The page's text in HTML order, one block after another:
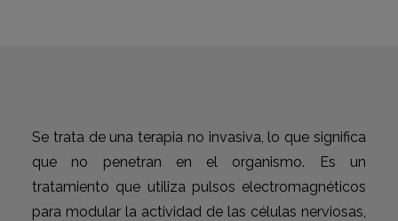
Se trata de una terapia no invasiva, lo que significa
que no penetran en el organismo. Es un
tratamiento que utiliza pulsos electromagnéticos
para modular la actividad de las células nerviosas,